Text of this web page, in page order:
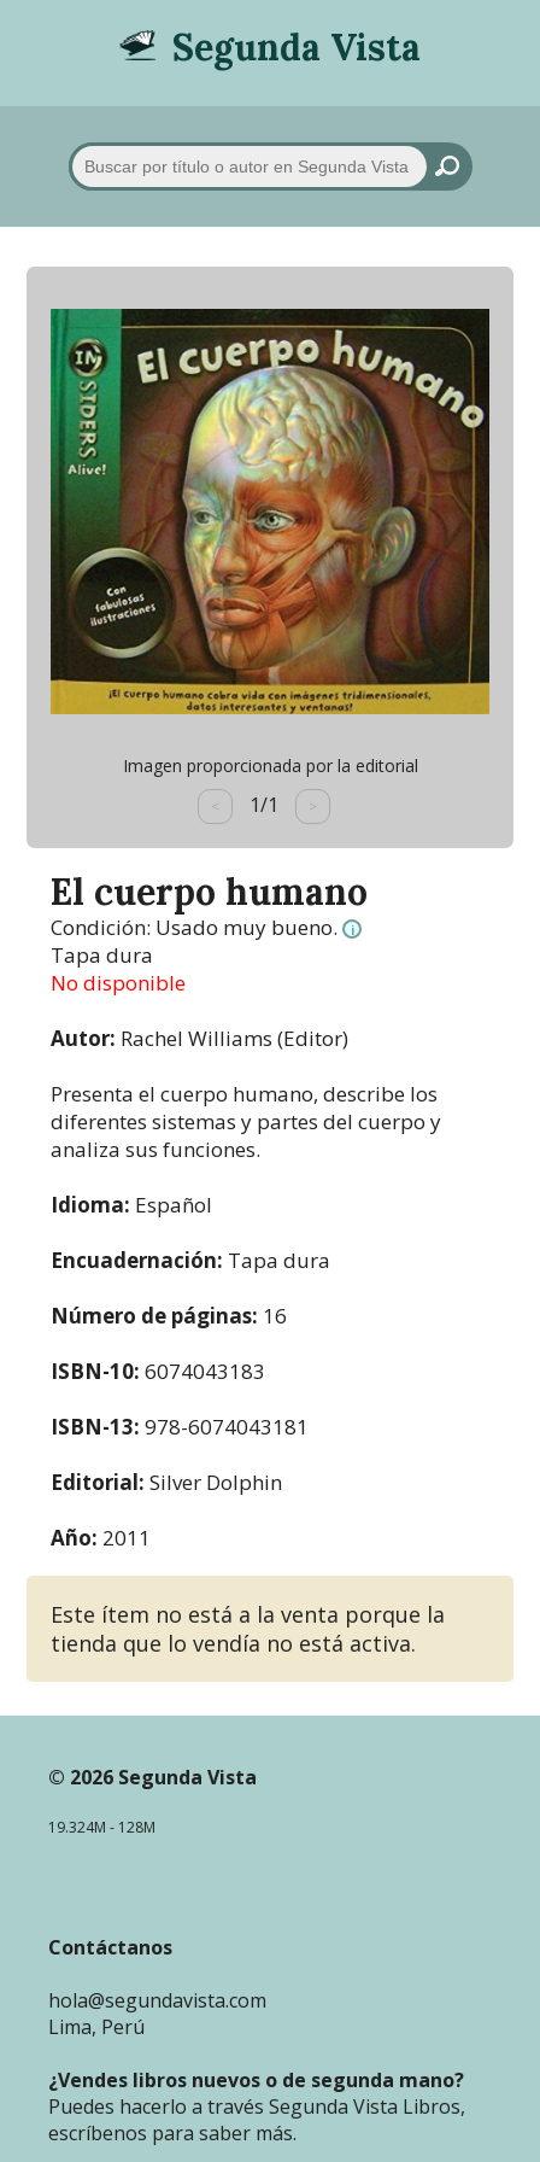
Segunda Vista
Imagen proporcionada por la editorial
< 1/1 >
El cuerpo humano
Condición: Usado muy bueno. i
Tapa dura
No disponible
Autor: Rachel Williams (Editor)
Presenta el cuerpo humano, describe los
diferentes sistemas y partes del cuerpo y
analiza sus funciones.
Idioma: Español
Encuadernación: Tapa dura
Número de páginas: 16
ISBN-10: 6074043183
ISBN-13: 978-6074043181
Editorial: Silver Dolphin
Año: 2011
Este ítem no está a la venta porque la
tienda que lo vendía no está activa.
© 2026 Segunda Vista
19.324M - 128M
Contáctanos
hola@segundavista.com
Lima, Perú
¿Vendes libros nuevos o de segunda mano?
Puedes hacerlo a través Segunda Vista Libros,
escríbenos para saber más.